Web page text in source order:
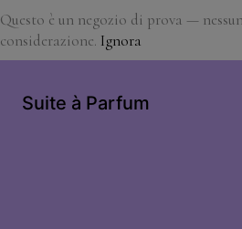
Questo è un negozio di prova —
considerazione. Ignora
Suite à Parfum